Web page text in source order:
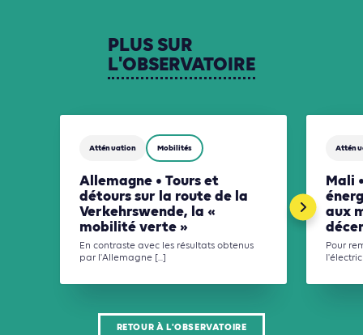
PLUSSUR
L'OBSERVATOIRE
Atténuation Mobilités
Allemagne • Tours et
détours sur la route de la
Verkehrswende, la «
mobilité verte »
En contraste avec les résultats obtenus
par l'Allemagne [...]
Mali
aux
Pour
RETOUR À L'OBSERVATOIRE